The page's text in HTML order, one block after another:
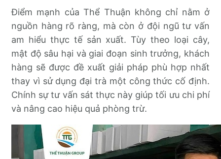
Điểm mạnh của Thể Thuận không chỉ nằm ở
nguồn hàng rõ ràng, mà còn ở đội ngũ tư vấn
am hiểu thực tế sản xuất. Tùy theo loại cây,
mật độ sâu hại và giai đoạn sinh trưởng, khách
hàng sẽ được đề xuất giải pháp phù hợp nhất
thay vì sử dụng đại trà một công thức cố định.
Chính sự tư vấn sát thực này giúp tối ưu chi phí
và nâng cao hiệu quả phòng trừ.